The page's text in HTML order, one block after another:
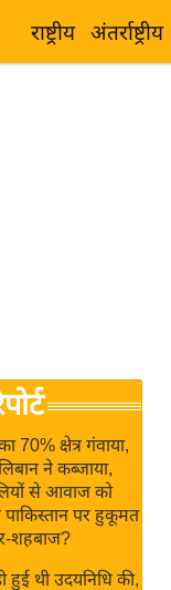
राष्ट्रीय अंतर्राष्ट्रीय
70% क्षेत्र गंवाया,
ने कब्जाया,
से आवाज को
पाकिस्तान पर हुकूमत
शहबाज?
हुई थी उदयनिधि की,